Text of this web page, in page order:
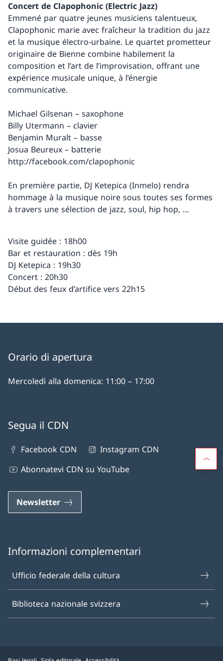
Concert de Clapophonic (Electric Jazz)
Emmené par quatre jeunes musiciens talentueux,
Clapophonic marie avec fraîcheur la tradition du jazz
et la musique électro-urbaine. Le quartet prometteur
originaire de Bienne combine habilement la
composition et l’art de l’improvisation, offrant une
expérience musicale unique, à l’énergie
communicative.
Michael Gilsenan – saxophone
Billy Utermann – clavier
Benjamin Muralt – basse
Josua Beureux – batterie
http://facebook.com/clapophonic
En première partie, DJ Ketepica (Inmelo) rendra
hommage à la musique noire sous toutes ses formes
à travers une sélection de jazz, soul, hip hop, …
Visite guidée : 18h00
Bar et restauration : dès 19h
DJ Ketepica : 19h30
Concert : 20h30
Début des feux d’artifice vers 22h15
Orario di apertura
Mercoledì alla domenica: 11:00 – 17:00
Segua il CDN
Facebook CDN
Instagram CDN
Abonnatevi CDN su YouTube
Newsletter
Informazioni complementari
Ufficio federale della cultura
Biblioteca nazionale svizzera